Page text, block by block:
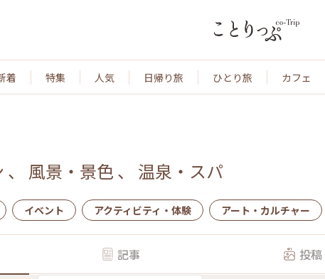
着 特集 人気 日帰り旅 ひとり旅 カフェ
、 風景・景色 、 温泉・スパ
イベント アクティビティ・体験 アート・カルチャー
記事 投稿